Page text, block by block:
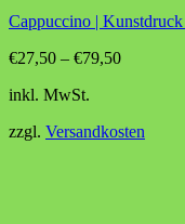
Cappuccino |
€27,50 – €79,50
inkl. MwSt.
zzgl. Versandkosten